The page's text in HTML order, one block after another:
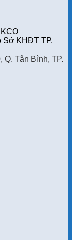
Sở KHĐT TP.
Q. Tân Bình, TP.